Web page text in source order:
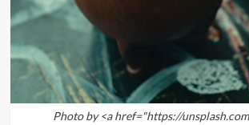
Photo by <a href="https://